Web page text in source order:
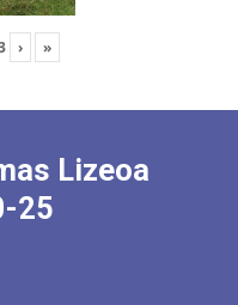
› »
Lizeoa
25